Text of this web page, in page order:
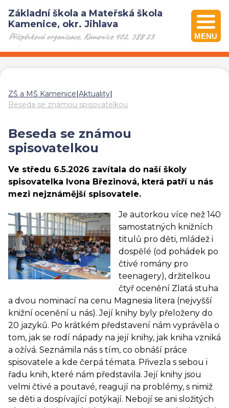
Základní škola a Mateřská škola
Kamenice, okr. Jihlava
Příspěvková organizace, Kamenice 402, 588 23
MENU
ZŠ a MŠ Kamenice|Aktuality|
Beseda se známou spisovatelkou
Beseda se známou
spisovatelkou
Ve středu 6.5.2026 zavítala do naší školy
spisovatelka Ivona Březinová, která patří u nás
mezi nejznámější spisovatele.
Je autorkou více než 140
samostatných knižních
titulů pro děti, mládež i
dospělé (od pohádek po
čtivé romány pro
teenagery), držitelkou
čtyř ocenění Zlatá stuha
a dvou nominací na cenu Magnesia litera (nejvyšší
knižní ocenění u nás). Její knihy byly přeloženy do
20 jazyků. Po krátkém představení nám vyprávěla o
tom, jak se rodí nápady na její knihy, jak kniha vzniká
a ožívá. Seznámila nás s tím, co obnáší práce
spisovatele a kde čerpá témata. Přivezla s sebou i
řadu knih, které nám představila. Její knihy jsou
velmi čtivé a poutavé, reagují na problémy, s nimiž
se děti a dospívající potýkají. Nebojí se ani složitých